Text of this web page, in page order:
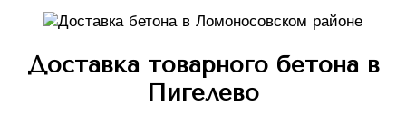
Доставка товарного бетона в
Пигелево